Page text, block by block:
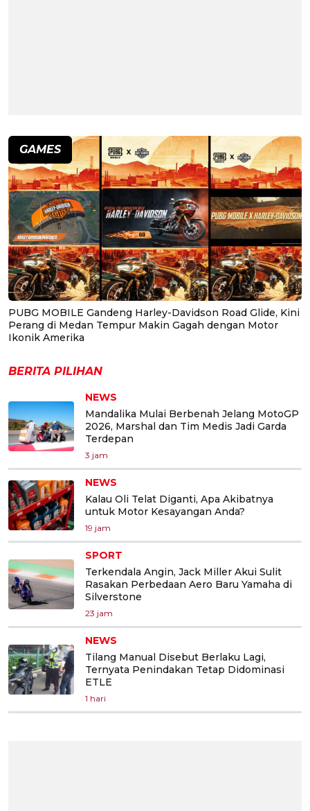
GAMES
PUBG MOBILE Gandeng Harley-Davidson Road Glide, Kini
Perang di Medan Tempur Makin Gagah dengan Motor
Ikonik Amerika
BERITA PILIHAN
NEWS
Mandalika Mulai Berbenah Jelang MotoGP
2026, Marshal dan Tim Medis Jadi Garda
Terdepan
3 jam
NEWS
Kalau Oli Telat Diganti, Apa Akibatnya
untuk Motor Kesayangan Anda?
19 jam
SPORT
Terkendala Angin, Jack Miller Akui Sulit
Rasakan Perbedaan Aero Baru Yamaha di
Silverstone
23 jam
NEWS
Tilang Manual Disebut Berlaku Lagi,
Ternyata Penindakan Tetap Didominasi
ETLE
1 hari